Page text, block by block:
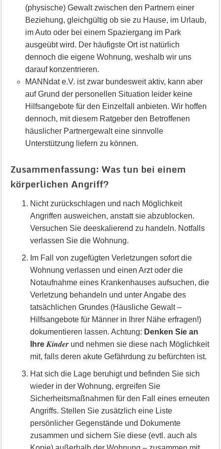
(physische) Gewalt zwischen den Partnern einer
Beziehung, gleichgültig ob sie zu Hause, im Urlaub,
im Auto oder bei einem Spaziergang im Park
ausgeübt wird. Der häufigste Ort ist natürlich
dennoch die eigene Wohnung, weshalb wir uns
darauf konzentrieren.
MANNdat e.V. ist zwar bundesweit aktiv, kann aber
auf Grund der personellen Situation leider keine
Hilfsangebote für den Einzelfall anbieten. Wir hoffen
dennoch, mit diesem Ratgeber den Betroffenen
häuslicher Partnergewalt eine sinnvolle
Unterstützung liefern zu können.
Zusammenfassung: Was tun bei einem
körperlichen Angriff?
Nicht zurückschlagen und nach Möglichkeit
Angriffen ausweichen, anstatt sie abzublocken.
Versuchen Sie deeskalierend zu handeln. Notfalls
verlassen Sie die Wohnung.
Im Fall von zugefügten Verletzungen sofort die
Wohnung verlassen und einen Arzt oder die
Notaufnahme eines Krankenhauses aufsuchen, die
Verletzung behandeln und unter Angabe des
tatsächlichen Grundes (Häusliche Gewalt –
Hilfsangebote für Männer in Ihrer Nähe erfragen!)
dokumentieren lassen. Achtung: Denken Sie an
IhreKinder und nehmen sie diese nach Möglichkeit
mit, falls deren akute Gefährdung zu befürchten ist.
Hat sich die Lage beruhigt und befinden Sie sich
wieder in der Wohnung, ergreifen Sie
Sicherheitsmaßnahmen für den Fall eines erneuten
Angriffs. Stellen Sie zusätzlich eine Liste
persönlicher Gegenstände und Dokumente
zusammen und sichern Sie diese (evtl. auch als